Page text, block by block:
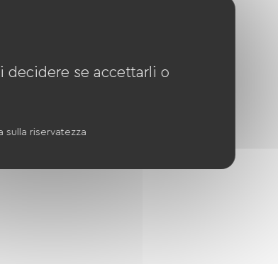
decidere se accettarli o
sulla riservatezza